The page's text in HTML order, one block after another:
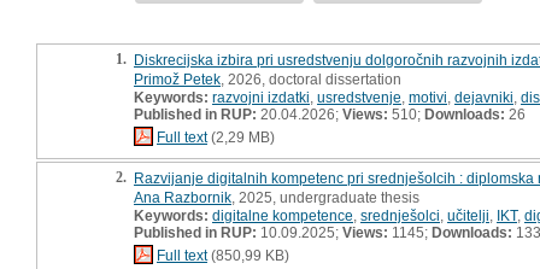
1. Diskrecijska izbira pri usredstvenju dolgoročnih razvojnih
Primož Petek , 2026, doctoral dissertation
Keywords: razvojni izdatki usredstvenje motivi dejavniki
Published in RUP: 20.04.2026; Views: 510; Downloads: 26
Full text(2,29 MB)
2. Razvijanje digitalnih kompetenc pri srednješolcih : diplomska
Ana Razbornik , 2025, undergraduate thesis
Keywords: digitalne kompetence srednješolci učitelji IKT,
Published in RUP: 10.09.2025; Views: 1145; Downloads: 133
Full text(850,99 KB)